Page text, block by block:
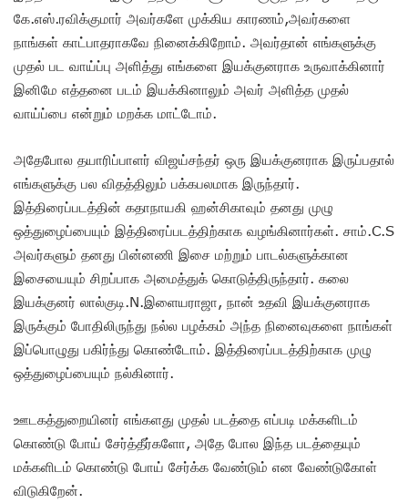
கே.எஸ்.ரவிக்குமார் அவர்களே முக்கிய காரணம்,அவர்களை
நாங்கள் காட்பாதராகவே நினைக்கிறோம். அவர்தான் எங்களுக்கு
முதல் பட வாய்ப்பு அளித்து எங்களை இயக்குனராக உருவாக்கினார்
இனிமே எத்தனை படம் இயக்கினாலும் அவர் அளித்த முதல்
வாய்ப்பை என்றும் மறக்க மாட்டோம்.
அதேபோல தயாரிப்பாளர் விஜய்சந்தர் ஒரு இயக்குனராக இருப்பதால்
எங்களுக்கு பல விதத்திலும் பக்கபலமாக இருந்தார்.
இத்திரைப்படத்தின் கதாநாயகி ஹன்சிகாவும் தனது முழு
ஒத்துழைப்பையும் இத்திரைப்படத்திற்காக வழங்கினார்கள். சாம்.C.S
அவர்களும் தனது பின்னணி இசை மற்றும் பாடல்களுக்கான
இசையையும் சிறப்பாக அமைத்துக் கொடுத்திருந்தார். கலை
இயக்குனர் லால்குடி.N.இளையராஜா, நான் உதவி இயக்குனராக
இருக்கும் போதிலிருந்து நல்ல பழக்கம் அந்த நினைவுகளை நாங்கள்
இப்பொழுது பகிர்ந்து கொண்டோம். இத்திரைப்படத்திற்காக முழு
ஒத்துழைப்பையும் நல்கினார்.
ஊடகத்துறையினர் எங்களது முதல் படத்தை எப்படி மக்களிடம்
கொண்டு போய் சேர்த்தீர்களோ, அதே போல இந்த படத்தையும்
மக்களிடம் கொண்டு போய் சேர்க்க வேண்டும் என வேண்டுகோள்
விடுகிறேன்.